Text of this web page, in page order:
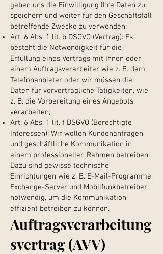
geben uns die Einwilligung Ihre Daten zu
speichern und weiter für den Geschäftsfall
betreffende Zwecke zu verwenden;
Art. 6 Abs. 1 lit. b DSGVO (Vertrag): Es
besteht die Notwendigkeit für die
Erfüllung eines Vertrags mit Ihnen oder
einem Auftragsverarbeiter wie z. B. dem
Telefonanbieter oder wir müssen die
Daten für vorvertragliche Tätigkeiten, wie
z. B. die Vorbereitung eines Angebots,
verarbeiten;
Art. 6 Abs. 1 lit. f DSGVO (Berechtigte
Interessen): Wir wollen Kundenanfragen
und geschäftliche Kommunikation in
einem professionellen Rahmen betreiben.
Dazu sind gewisse technische
Einrichtungen wie z. B. E-Mail-Programme,
Exchange-Server und Mobilfunkbetreiber
notwendig, um die Kommunikation
effizient betreiben zu können.
Auftragsverarbeitung
svertrag (AVV)